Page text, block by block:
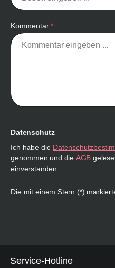
Kommentar *
Datenschutz
Ich habe die
genommen und die AGB
einverstanden.
Die mit einem Stern (*)
Service-Hotline